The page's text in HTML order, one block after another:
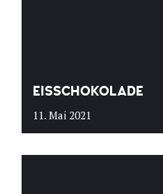
EISSCHOKOLADE
11. Mai 2021